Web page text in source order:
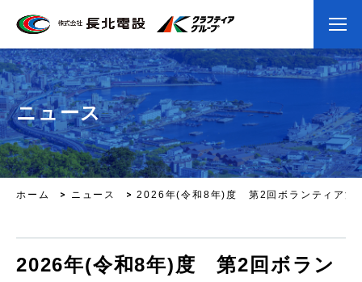
ニュース
ホーム ニュース 2026年(令和8年)度 第2回ボランティア活
2026年(令和8年)度 第2回ボラン